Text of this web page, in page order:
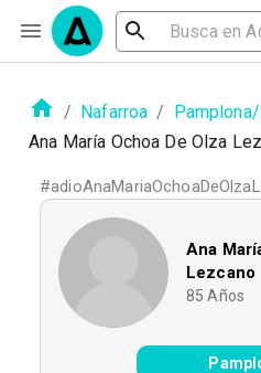
/ Nafarroa /
Ana María Ochoa De Olza
#
Ana
Lezcano
85 Años